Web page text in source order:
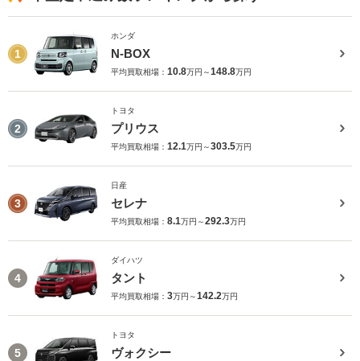
1
ホンダ
N-BOX
平均買取相場： 10.8万円～148.8万円
2
トヨタ
プリウス
平均買取相場： 12.1万円～303.5万円
3
日産
セレナ
平均買取相場： 8.1万円～292.3万円
4
ダイハツ
タント
平均買取相場： 3万円～142.2万円
5
トヨタ
ヴォクシー